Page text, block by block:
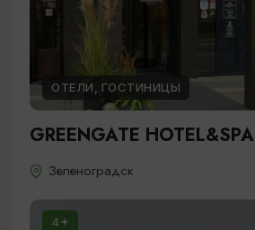
ОТЕЛИ, ГОСТИНИЦЫ
GREENGATE HOTEL&SPA
Зеленоградск
4